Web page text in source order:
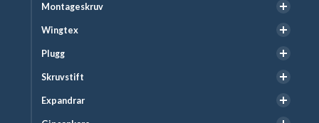
Montageskruv
Wingtex
Plugg
Skruvstift
Expandrar